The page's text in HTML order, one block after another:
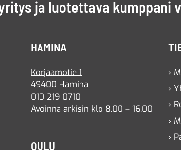
ja luotettava kumppani
HAMINA
Korjaamotie 1
49400 Hamina
010 219 0710
Avoinna arkisin klo 8.00 – 16.00
OULU
›
›
›
›
›